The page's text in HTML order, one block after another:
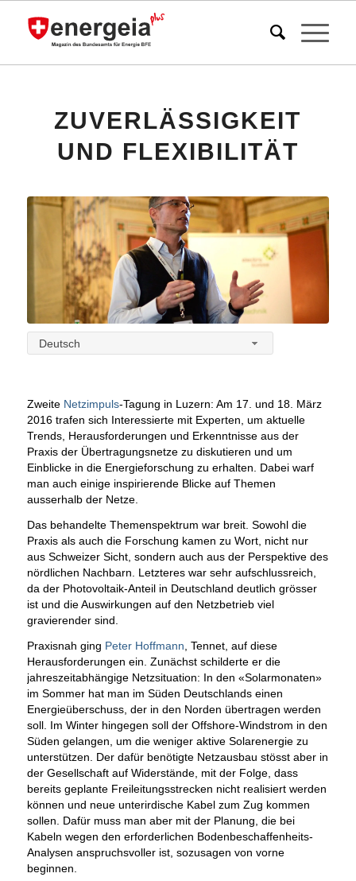
ZUVERLÄSSIGKEIT
UND FLEXIBILITÄT
Deutsch
Zweite Netzimpuls-Tagung in Luzern: Am 17. und 18. März
2016 trafen sich Interessierte mit Experten, um aktuelle
Trends, Herausforderungen und Erkenntnisse aus der
Praxis der Übertragungsnetze zu diskutieren und um
Einblicke in die Energieforschung zu erhalten. Dabei warf
man auch einige inspirierende Blicke auf Themen
ausserhalb der Netze.
Das behandelte Themenspektrum war breit. Sowohl die
Praxis als auch die Forschung kamen zu Wort, nicht nur
aus Schweizer Sicht, sondern auch aus der Perspektive des
nördlichen Nachbarn. Letzteres war sehr aufschlussreich,
da der Photovoltaik-Anteil in Deutschland deutlich grösser
ist und die Auswirkungen auf den Netzbetrieb viel
gravierender sind.
Praxisnah ging Peter Hoffmann , Tennet, auf diese
Herausforderungen ein. Zunächst schilderte er die
jahreszeitabhängige Netzsituation: In den «Solarmonaten»
im Sommer hat man im Süden Deutschlands einen
Energieüberschuss, der in den Norden übertragen werden
soll. Im Winter hingegen soll der Offshore-Windstrom in den
Süden gelangen, um die weniger aktive Solarenergie zu
unterstützen. Der dafür benötigte Netzausbau stösst aber in
der Gesellschaft auf Widerstände, mit der Folge, dass
bereits geplante Freileitungsstrecken nicht realisiert werden
können und neue unterirdische Kabel zum Zug kommen
sollen. Dafür muss man aber mit der Planung, die bei
Kabeln wegen den erforderlichen Bodenbeschaffenheits-
Analysen anspruchsvoller ist, sozusagen von vorne
beginnen.